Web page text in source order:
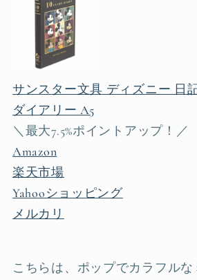
サンスター文具 ディズニー 日
ダイアリー A5
＼最大7.5%ポイントアップ！／
Amazon
楽天市場
Yahooショッピング
メルカリ
こちらは、ポップでカラフル